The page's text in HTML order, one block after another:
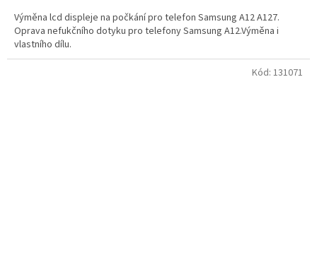
Výměna lcd displeje na počkání pro telefon Samsung A12 A127.
Oprava nefukčního dotyku pro telefony Samsung A12.Výměna i
vlastního dílu.
Kód: 131071